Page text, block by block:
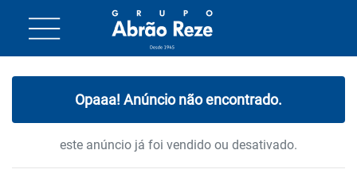
Opaaa! Anúncio não encontrado.
este anúncio já foi vendido ou desativado.